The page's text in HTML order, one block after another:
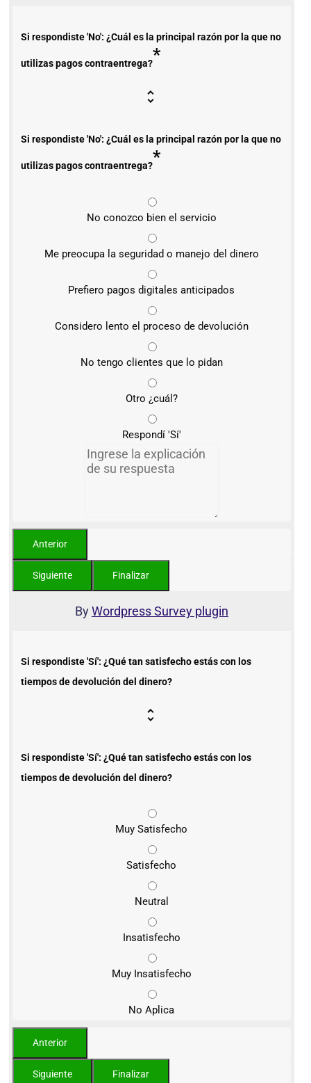
Si respondiste 'No': ¿Cuál es la principal razón por la que no
utilizas pagos contraentrega?*
Si respondiste 'No': ¿Cuál es la principal razón por la que no
utilizas pagos contraentrega?*
No conozco bien el servicio
Me preocupa la seguridad o manejo del dinero
Prefiero pagos digitales anticipados
Considero lento el proceso de devolución
No tengo clientes que lo pidan
Otro ¿cuál?
Respondí 'Sí'
ByWordpress Survey plugin
Si respondiste 'Sí': ¿Qué tan satisfecho estás con los
tiempos de devolución del dinero?
Si respondiste 'Sí': ¿Qué tan satisfecho estás con los
tiempos de devolución del dinero?
Muy Satisfecho
Satisfecho
Neutral
Insatisfecho
Muy Insatisfecho
No Aplica